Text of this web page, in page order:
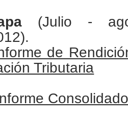
(Julio -
de
Tributaria
Consolidado